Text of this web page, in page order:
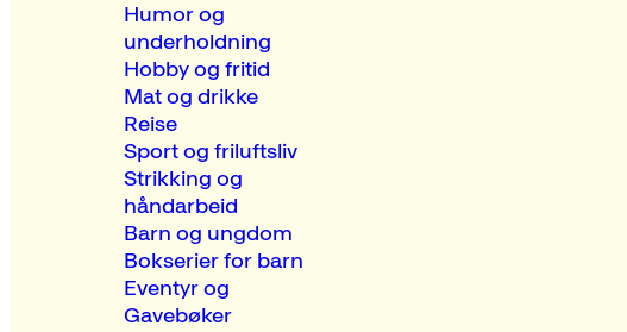
Humor og
underholdning
Hobby og fritid
Mat og drikke
Reise
Sport og friluftsliv
Strikking og
håndarbeid
Barn og ungdom
Bokserier for barn
Eventyr og
Gavebøker